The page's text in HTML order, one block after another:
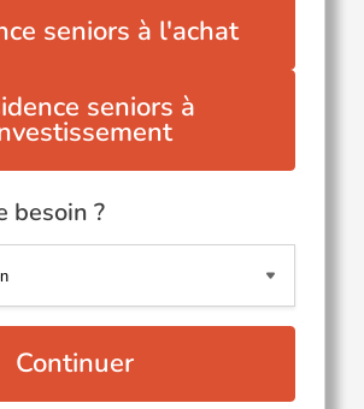
seniors à l'achat
seniors à
besoin ?
Continuer